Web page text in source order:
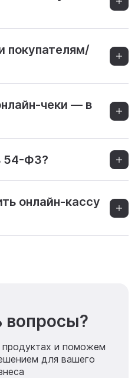
покупателям/
чеки — в
54-ФЗ?
онлайн-кассу
вопросы?
и поможем
для вашего